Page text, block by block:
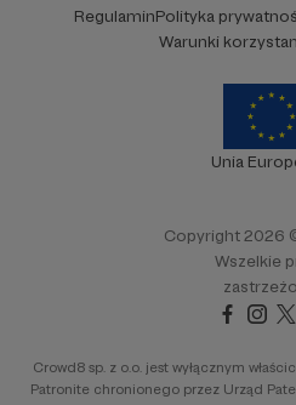
RegulaminPolityka
Warunki
Unia
Copyright 2026
Wszelkie
Crowd8 sp. z o.o. jest wyłącznym
Patronite chronionego przez Urząd